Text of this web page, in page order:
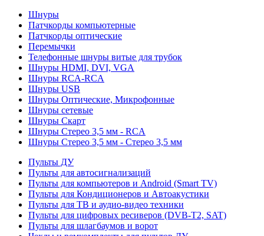
Шнуры
Патчкорды компьютерные
Патчкорды оптические
Перемычки
Телефонные шнуры витые для трубок
Шнуры HDMI, DVI, VGA
Шнуры RCA-RCA
Шнуры USB
Шнуры Оптические, Микрофонные
Шнуры сетевые
Шнуры Скарт
Шнуры Стерео 3,5 мм - RCA
Шнуры Стерео 3,5 мм - Стерео 3,5 мм
Пульты ДУ
Пульты для автосигнализаций
Пульты для компьютеров и Android (Smart TV)
Пульты для Кондиционеров и Автоакустики
Пульты для ТВ и аудио-видео техники
Пульты для цифровых ресиверов (DVB-T2, SAT)
Пульты для шлагбаумов и ворот